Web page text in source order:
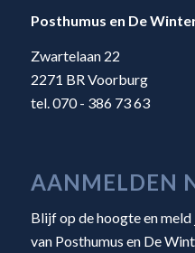
Posthumus en De
Zwartelaan 22
2271 BR Voorburg
tel. 070 - 386 73 63
AANMELDEN
Blijf op de hoogte en
van Posthumus en De